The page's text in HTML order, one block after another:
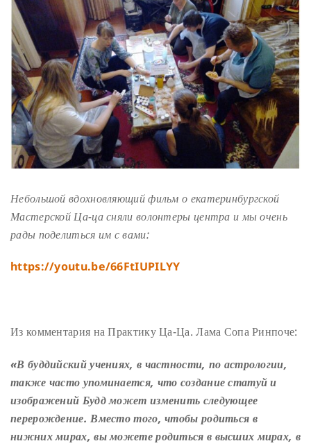
Небольшой вдохновляющий фильм о екатеринбургской
Мастерской Ца-ца сняли волонтеры центра и мы очень
рады поделиться им с вами:
https://youtu.be/66FtIUPILYY
Из комментария на Практику Ца-Ца. Лама Сопа Ринпоче:
«В буддийский учениях, в частности, по астрологии,
также часто упоминается, что создание статуй и
изображений Будд может изменить следующее
перерождение. Вместо того, чтобы родиться в
нижних мирах, вы можете родиться в высших мирах, в